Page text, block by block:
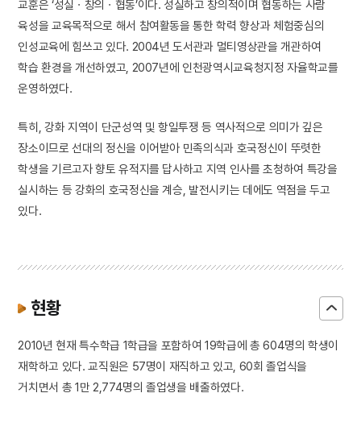
교훈은 ‘성실ㆍ창의ㆍ협동’이다. 성실하고 창의적이며 협동하는 사람
육성을 교육목적으로 해서 참여활동을 통한 학력 향상과 체험중심의
인성교육에 힘쓰고 있다. 2004년 도서관과 멀티영상관을 개관하여
학습 환경을 개선하였고, 2007년에 인천광역시교육청지정 자율학교를
운영하였다.
특히, 강화 지역이 단군성역 및 항일투쟁 등 역사적으로 의미가 깊은
장소이므로 선대의 정신을 이어받아 민족의식과 호국정신이 뚜렷한
학생을 기르고자 향토 유적지를 답사하고 지역 인사를 초청하여 특강을
실시하는 등 강화의 호국정신을 계승, 발전시키는 데에도 역점을 두고
있다.
현황
2010년 현재 특수학급 1학급을 포함하여 19학급에 총 604명의 학생이
재학하고 있다. 교직원은 57명이 재직하고 있고, 60회 졸업식을
거치면서 총 1만 2,774명의 졸업생을 배출하였다.